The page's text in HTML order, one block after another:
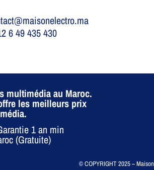
6 49 435 430
multimédia au Maroc.
les meilleurs prix
1 an min
(Gratuite)
© COPYRIGHT 2025 –